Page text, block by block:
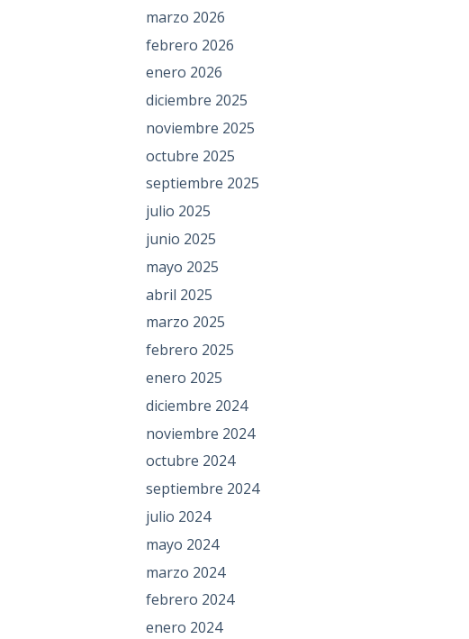
marzo 2026
febrero 2026
enero 2026
diciembre 2025
noviembre 2025
octubre 2025
septiembre 2025
julio 2025
junio 2025
mayo 2025
abril 2025
marzo 2025
febrero 2025
enero 2025
diciembre 2024
noviembre 2024
octubre 2024
septiembre 2024
julio 2024
mayo 2024
marzo 2024
febrero 2024
enero 2024